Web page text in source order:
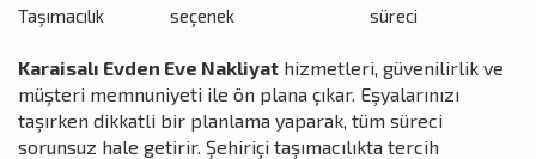
Taşımacılık
seçenek
süreci
Karaisalı Evden Eve Nakliyat hizmetleri, güvenilirlik ve
müşteri memnuniyeti ile ön plana çıkar. Eşyalarınızı
taşırken dikkatli bir planlama yaparak, tüm süreci
sorunsuz hale getirir. Şehiriçi taşımacılıkta tercih